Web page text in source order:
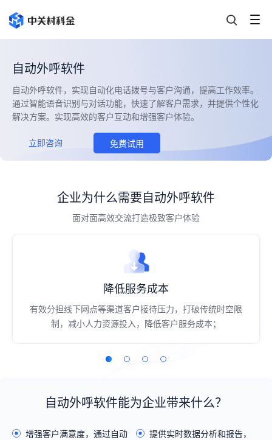
自动外呼软件
自动外呼软件，实现自动化电话拨号与客户沟通，提高工作效率。
通过智能语音识别与对话功能，快速了解客户需求，并提供个性化
解决方案。实现高效的客户互动和增强客户体验。
立即咨询 免费试用
企业为什么需要自动外呼软件
面对面高效交流打造极致客户体验
降低服务成本
有效分担线下网点等渠道客户接待压力，打破传统时空限
制，减小人力资源投入，降低客户服务成本；
自动外呼软件能为企业带来什么？
增强客户满意度，通过自动
提供实时数据分析和报告，